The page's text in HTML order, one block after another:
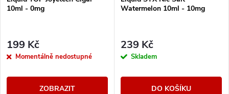
10ml - 0mg
199 Kč
Momentálně nedostupné
ZOBRAZIT
Watermelon 10ml - 10mg
239 Kč
Skladem
DO KOŠÍKU